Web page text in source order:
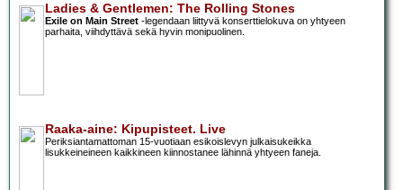
Ladies & Gentlemen: The Rolling Stones
Exile on Main Street -legendaan liittyvä konserttielokuva on yhtyeen
parhaita, viihdyttävä sekä hyvin monipuolinen.
Raaka-aine: Kipupisteet. Live
Periksiantamattoman 15-vuotiaan esikoislevyn julkaisukeikka
lisukkeineineen kaikkineen kiinnostanee lähinnä yhtyeen faneja.